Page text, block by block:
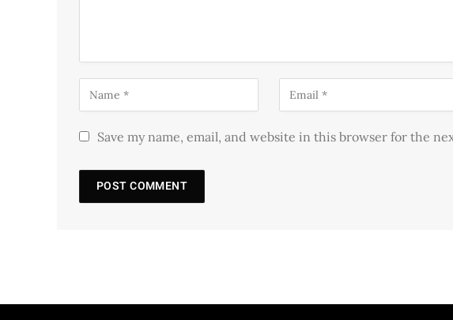
Save my name, email, and website in this browser for the